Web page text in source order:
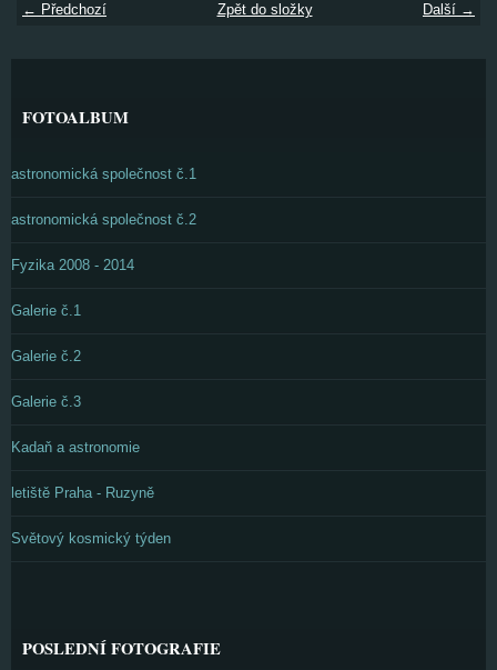
← Předchozí Další →
Zpět do složky
FOTOALBUM
astronomická společnost č.1
astronomická společnost č.2
Fyzika 2008 - 2014
Galerie č.1
Galerie č.2
Galerie č.3
Kadaň a astronomie
letiště Praha - Ruzyně
Světový kosmický týden
POSLEDNÍ FOTOGRAFIE